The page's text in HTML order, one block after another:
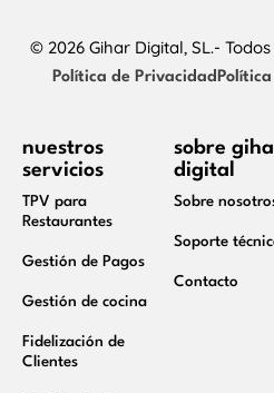
© 2026 Gihar Digital, SL.-
Política de PrivacidadPolítica
nuestros
servicios
TPV para
Restaurantes
Gestión de Pagos
Gestión de cocina
Fidelización de
Clientes
sobre
digital
Sobre
Soporte
Contacto